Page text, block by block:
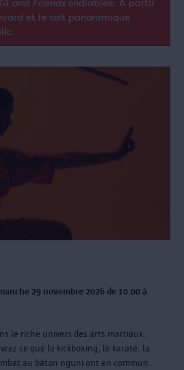
and Friends endiablée. À partir
et le toit panoramique
29 novembre 2026 de 10:00 à
le riche univers des arts martiaux.
ce que le kickboxing, le karaté, la
au bâton nguni ont en commun.